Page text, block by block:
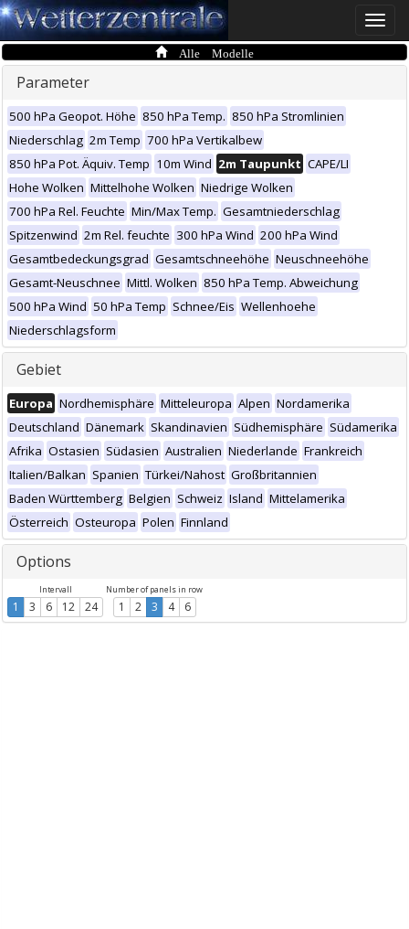
Toggle
Alle Modelle
Parameter
500 hPa Geopot. Höhe 850 hPa Temp. 850 hPa Stromlinien
Niederschlag 2m Temp 700 hPa Vertikalbew
850 hPa Pot. Äquiv. Temp 10m Wind 2m Taupunkt CAPE/LI
Hohe Wolken Mittelhohe Wolken Niedrige Wolken
700 hPa Rel. Feuchte Min/Max Temp. Gesamtniederschlag
Spitzenwind 2m Rel. feuchte 300 hPa Wind 200 hPa Wind
Gesamtbedeckungsgrad Gesamtschneehöhe Neuschneehöhe
Gesamt-Neuschnee Mittl. Wolken 850 hPa Temp. Abweichung
500 hPa Wind 50 hPa Temp Schnee/Eis Wellenhoehe
Niederschlagsform
Gebiet
Europa Nordhemisphäre Mitteleuropa Alpen Nordamerika
Deutschland Dänemark Skandinavien Südhemisphäre Südamerika
Afrika Ostasien Südasien Australien Niederlande Frankreich
Italien/Balkan Spanien Türkei/Nahost Großbritannien
Baden Württemberg Belgien Schweiz Island Mittelamerika
Österreich Osteuropa Polen Finnland
Options
Intervall
1 3 6 12 24
Number of panels in row
1 2 3 4 6